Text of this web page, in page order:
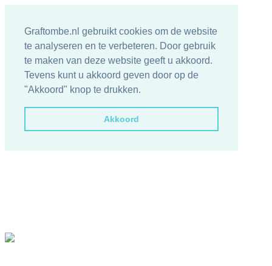
Graftombe.nl gebruikt cookies om de website
te analyseren en te verbeteren. Door gebruik
te maken van deze website geeft u akkoord.
Tevens kunt u akkoord geven door op de
"Akkoord" knop te drukken.
Akkoord